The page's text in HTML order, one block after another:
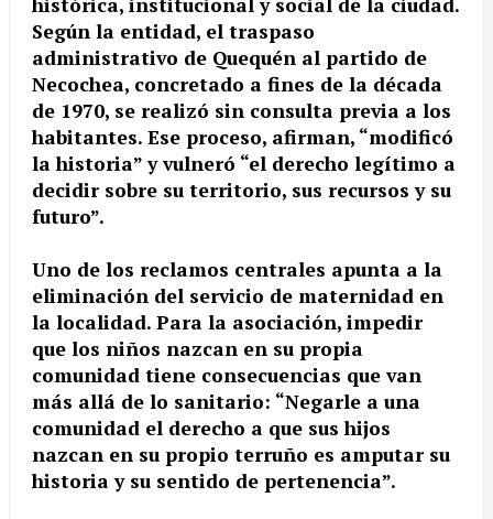
Según la entidad, el traspaso
administrativo de Quequén al partido de
Necochea, concretado a fines de la década
de 1970, se realizó sin consulta previa a los
habitantes. Ese proceso, afirman, “modificó
la historia” y vulneró “el derecho legítimo a
decidir sobre su territorio, sus recursos y su
futuro”.
Uno de los reclamos centrales apunta a la
eliminación del servicio de maternidad en
la localidad. Para la asociación, impedir
que los niños nazcan en su propia
comunidad tiene consecuencias que van
más allá de lo sanitario: “Negarle a una
comunidad el derecho a que sus hijos
nazcan en su propio terruño es amputar su
historia y su sentido de pertenencia”.